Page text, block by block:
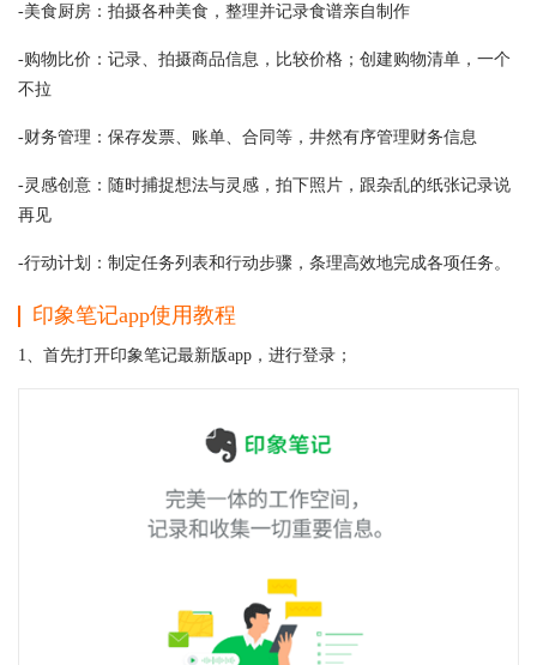
-美食厨房：拍摄各种美食，整理并记录食谱亲自制作
-购物比价：记录、拍摄商品信息，比较价格；创建购物清单，一个
不拉
-财务管理：保存发票、账单、合同等，井然有序管理财务信息
-灵感创意：随时捕捉想法与灵感，拍下照片，跟杂乱的纸张记录说
再见
-行动计划：制定任务列表和行动步骤，条理高效地完成各项任务。
印象笔记app使用教程
1、首先打开印象笔记最新版app，进行登录；